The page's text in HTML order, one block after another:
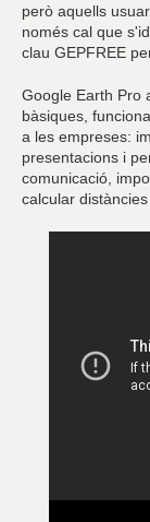
però aquells
només cal que
clau GEPFREE
Google Earth Pro
bàsiques,
a les empreses:
presentacions i
comunicació,
calcular